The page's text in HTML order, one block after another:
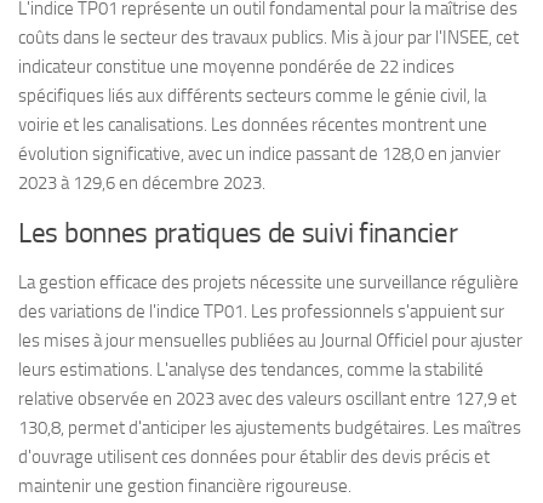
L'indice TP01 représente un outil fondamental pour la maîtrise des
coûts dans le secteur des travaux publics. Mis à jour par l'INSEE, cet
indicateur constitue une moyenne pondérée de 22 indices
spécifiques liés aux différents secteurs comme le génie civil, la
voirie et les canalisations. Les données récentes montrent une
évolution significative, avec un indice passant de 128,0 en janvier
2023 à 129,6 en décembre 2023.
Les bonnes pratiques de suivi financier
La gestion efficace des projets nécessite une surveillance régulière
des variations de l'indice TP01. Les professionnels s'appuient sur
les mises à jour mensuelles publiées au Journal Officiel pour ajuster
leurs estimations. L'analyse des tendances, comme la stabilité
relative observée en 2023 avec des valeurs oscillant entre 127,9 et
130,8, permet d'anticiper les ajustements budgétaires. Les maîtres
d'ouvrage utilisent ces données pour établir des devis précis et
maintenir une gestion financière rigoureuse.